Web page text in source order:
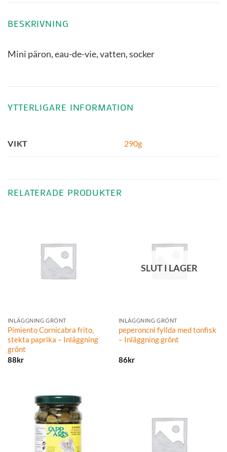
BESKRIVNING
Mini päron, eau-de-vie, vatten, socker
YTTERLIGARE INFORMATION
VIKT 290g
RELATERADE PRODUKTER
INLÄGGNING GRÖNT
Pimiento Cornicabra frito,
stekta paprika – Inläggning
grönt
88kr
SLUT I LAGER
INLÄGGNING GRÖNT
peperoncni fyllda med tonfisk
– Inläggning grönt
86kr